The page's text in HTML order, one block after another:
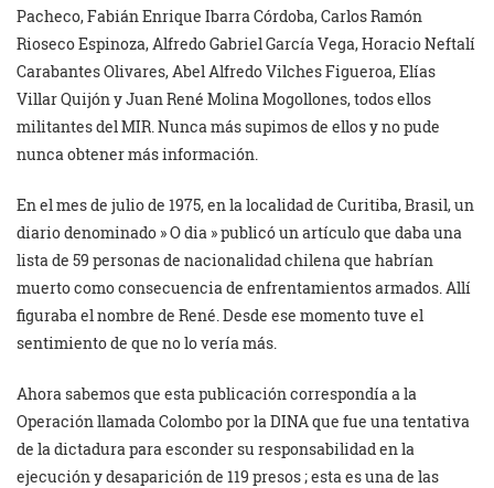
Pacheco, Fabián Enrique Ibarra Córdoba, Carlos Ramón
Rioseco Espinoza, Alfredo Gabriel García Vega, Horacio Neftalí
Carabantes Olivares, Abel Alfredo Vilches Figueroa, Elías
Villar Quijón y Juan René Molina Mogollones, todos ellos
militantes del MIR. Nunca más supimos de ellos y no pude
nunca obtener más información.
En el mes de julio de 1975, en la localidad de Curitiba, Brasil, un
diario denominado » O dia » publicó un artículo que daba una
lista de 59 personas de nacionalidad chilena que habrían
muerto como consecuencia de enfrentamientos armados. Allí
figuraba el nombre de René. Desde ese momento tuve el
sentimiento de que no lo vería más.
Ahora sabemos que esta publicación correspondía a la
Operación llamada Colombo por la DINA que fue una tentativa
de la dictadura para esconder su responsabilidad en la
ejecución y desaparición de 119 presos ; esta es una de las